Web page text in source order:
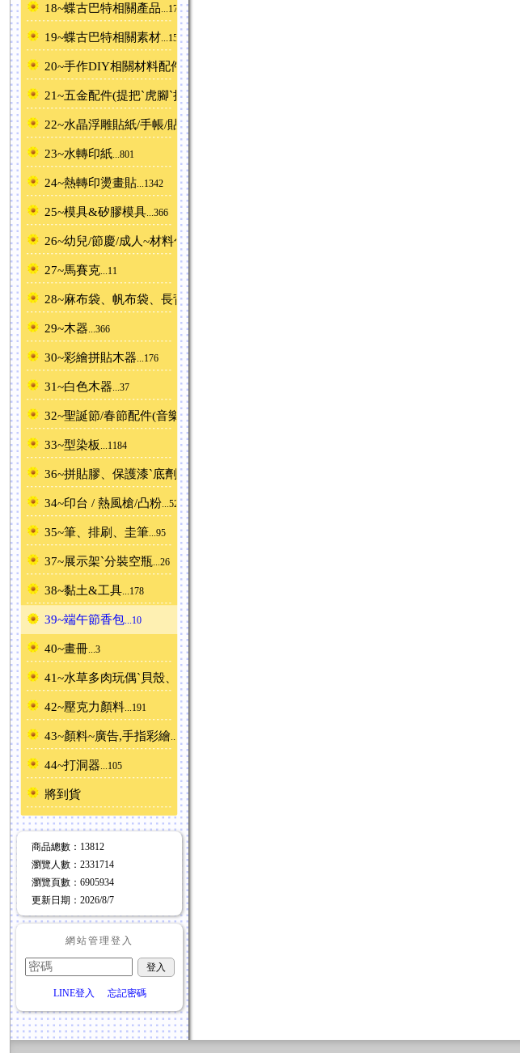
18~蝶古巴特相關產品 ...178
19~蝶古巴特相關素材 ...156
20~手作DIY相關材料配件 ...676
21~五金配件(提把ˋ虎腳ˋ拉鍊片)
22~水晶浮雕貼紙/手帳/貼紙/蕾絲紙/素材紙
23~水轉印紙 ...801
24~熱轉印燙畫貼 ...1342
25~模具&矽膠模具 ...366
26~幼兒/節慶/成人~材料包...42
27~馬賽克 ...11
28~麻布袋、帆布袋、長背包
29~木器 ...366
30~彩繪拼貼木器 ...176
31~白色木器 ...37
32~聖誕節/春節配件(音樂鈴)
33~型染板 ...1184
36~拼貼膠、保護漆ˋ底劑 ...32
34~印台 / 熱風槍/凸粉 ...52
35~筆、排刷、圭筆 ...95
37~展示架ˋ分裝空瓶 ...26
38~黏土&工具 ...178
39~端午節香包 ...10
40~畫冊 ...3
41~水草多肉玩偶ˋ貝殼、沙
42~壓克力顏料 ...191
43~顏料~廣告,手指彩繪 ...24
44~打洞器 ...105
將到貨
商品總數 ：13812
瀏覽人數 ：2331714
瀏覽頁數 ：6905934
更新日期 ：2026/8/7
網站管理登入
LINE登入 忘記密碼